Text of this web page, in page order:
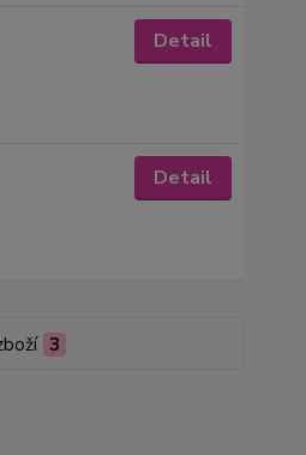
Detail
Detail
3